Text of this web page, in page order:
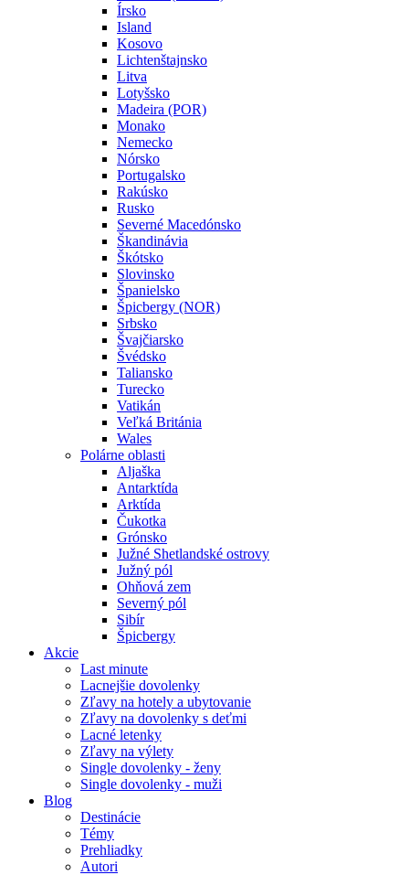
Írsko
Island
Kosovo
Lichtenštajnsko
Litva
Lotyšsko
Madeira (POR)
Monako
Nemecko
Nórsko
Portugalsko
Rakúsko
Rusko
Severné Macedónsko
Škandinávia
Škótsko
Slovinsko
Španielsko
Špicbergy (NOR)
Srbsko
Švajčiarsko
Švédsko
Taliansko
Turecko
Vatikán
Veľká Británia
Wales
Polárne oblasti
Aljaška
Antarktída
Arktída
Čukotka
Grónsko
Južné Shetlandské ostrovy
Južný pól
Ohňová zem
Severný pól
Sibír
Špicbergy
Akcie
Last minute
Lacnejšie dovolenky
Zľavy na hotely a ubytovanie
Zľavy na dovolenky s deťmi
Lacné letenky
Zľavy na výlety
Single dovolenky - ženy
Single dovolenky - muži
Blog
Destinácie
Témy
Prehliadky
Autori